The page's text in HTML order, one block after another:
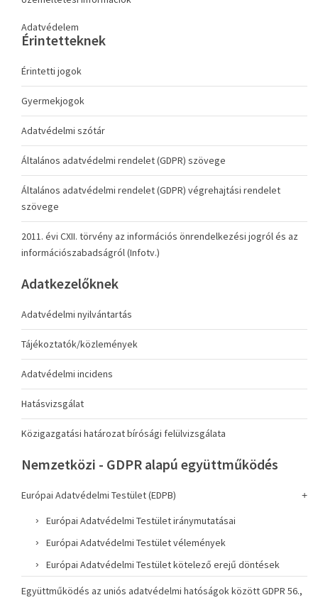
Adatvédelem
Érintetteknek
Érintetti jogok
Gyermekjogok
Adatvédelmi szótár
Általános adatvédelmi rendelet (GDPR) szövege
Általános adatvédelmi rendelet (GDPR) végrehajtási rendelet
szövege
2011. évi CXII. törvény az információs önrendelkezési jogról és az
információszabadságról (Infotv.)
Adatkezelőknek
Adatvédelmi nyilvántartás
Tájékoztatók/közlemények
Adatvédelmi incidens
Hatásvizsgálat
Közigazgatási határozat bírósági felülvizsgálata
Nemzetközi - GDPR alapú együttműködés
Európai Adatvédelmi Testület (EDPB)
Európai Adatvédelmi Testület iránymutatásai
Európai Adatvédelmi Testület vélemények
Európai Adatvédelmi Testület kötelező erejű döntések
Együttműködés az uniós adatvédelmi hatóságok között GDPR 56.,